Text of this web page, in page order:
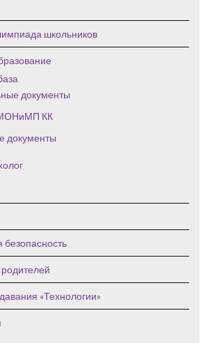
школьников
документы
КК
документы
«Технологии»